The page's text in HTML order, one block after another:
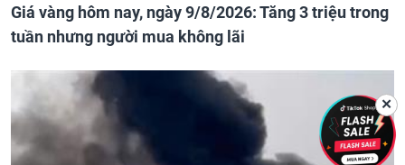
Giá vàng hôm nay, ngày 9/8/2026: Tăng 3 triệu trong
tuần nhưng người mua không lãi
✕